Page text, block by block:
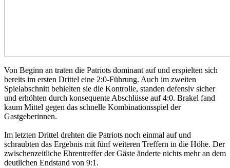
Von Beginn an traten die Patriots dominant auf und erspielten sich
bereits im ersten Drittel eine 2:0-Führung. Auch im zweiten
Spielabschnitt behielten sie die Kontrolle, standen defensiv sicher
und erhöhten durch konsequente Abschlüsse auf 4:0. Brakel fand
kaum Mittel gegen das schnelle Kombinationsspiel der
Gastgeberinnen.
Im letzten Drittel drehten die Patriots noch einmal auf und
schraubten das Ergebnis mit fünf weiteren Treffern in die Höhe. Der
zwischenzeitliche Ehrentreffer der Gäste änderte nichts mehr an dem
deutlichen Endstand von 9:1.